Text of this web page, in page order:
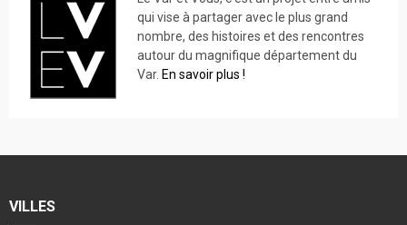
qui vise à partager avec le plus grand
nombre, des histoires et des rencontres
autour du magnifique département du
Var. En savoir plus !
VILLES